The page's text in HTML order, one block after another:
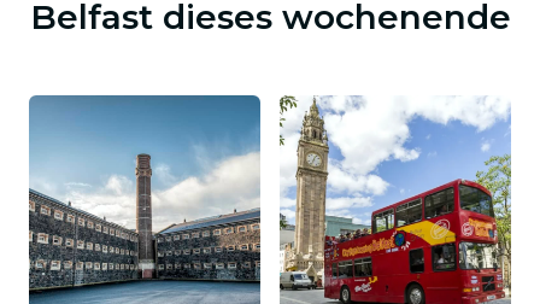
Belfast dieses wochenende